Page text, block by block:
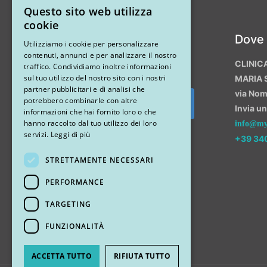
Instagram
Segui su Instagram
MARIA
via
Invia
+39
Questo sito web utilizza
cookie
Utilizziamo i cookie per personalizzare
contenuti, annunci e per analizzare il nostro
traffico. Condividiamo inoltre informazioni
sul tuo utilizzo del nostro sito con i nostri
partner pubblicitari e di analisi che
potrebbero combinarle con altre
informazioni che hai fornito loro o che
hanno raccolto dal tuo utilizzo dei loro
servizi. Leggi di più
STRETTAMENTE NECESSARI
PERFORMANCE
TARGETING
FUNZIONALITÀ
ACCETTA TUTTO RIFIUTA TUTTO